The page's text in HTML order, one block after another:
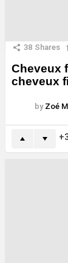
38 Shares
Cheveux
cheveux
by Zoé